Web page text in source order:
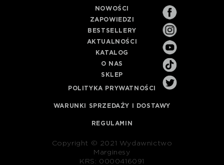
NOWOŚCI
ZAPOWIEDZI
BESTSELLERY
AKTUALNOŚCI
KATALOG
O NAS
SKLEP
POLITYKA PRYWATNOŚCI
WARUNKI SPRZEDAŻY I DOSTAWY
REGULAMIN
Copyright © 2021 Wydawnictwo
Marginesy
KRS: 0000416091